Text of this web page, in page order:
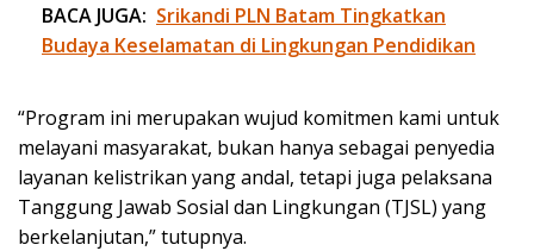
BACA JUGA: Srikandi PLN Batam Tingkatkan
Budaya Keselamatan di Lingkungan Pendidikan
“Program ini merupakan wujud komitmen kami untuk
melayani masyarakat, bukan hanya sebagai penyedia
layanan kelistrikan yang andal, tetapi juga pelaksana
Tanggung Jawab Sosial dan Lingkungan (TJSL) yang
berkelanjutan,” tutupnya.